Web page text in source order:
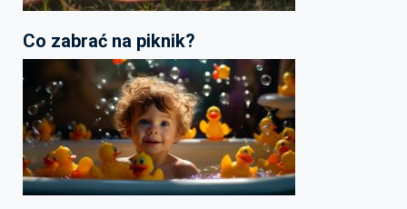
Co zabrać na piknik?